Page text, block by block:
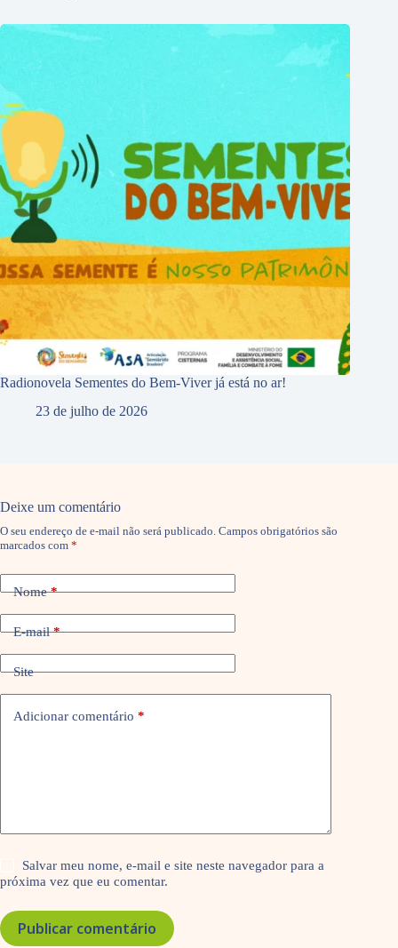
Radionovela Sementes do Bem-Viver já está no ar!
23 de julho de 2026
Deixe um comentário
O seu endereço de e-mail não será publicado. Campos obrigatórios são
marcados com *
Nome*
E-mail*
Site
Adicionar comentário *
Salvar meu nome, e-mail e site neste navegador para a
próxima vez que eu comentar.
Publicar comentário